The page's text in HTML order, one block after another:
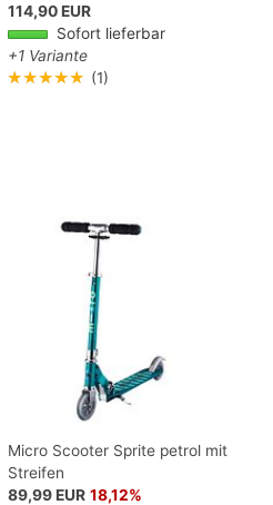
114,90 EUR
Sofort lieferbar
+1 Variante
★★★★★ (1)
Micro Scooter Sprite petrol mit
Streifen
89,99 EUR 18,12%